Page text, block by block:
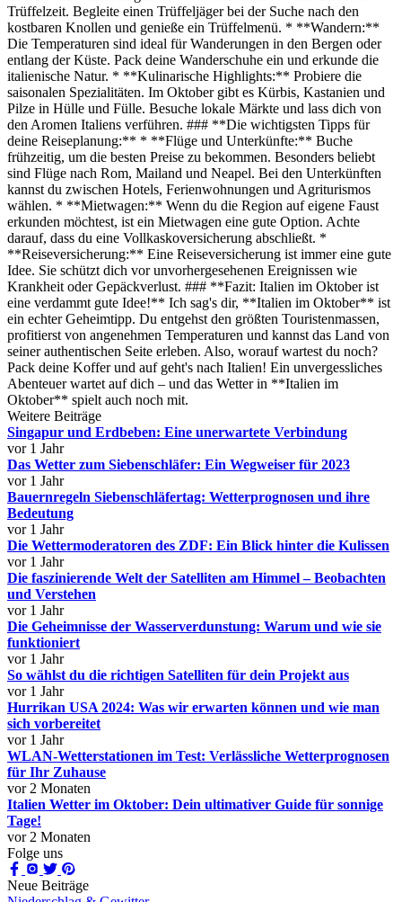
Trüffelzeit. Begleite einen Trüffeljäger bei der Suche nach den
kostbaren Knollen und genieße ein Trüffelmenü. * **Wandern:**
Die Temperaturen sind ideal für Wanderungen in den Bergen oder
entlang der Küste. Pack deine Wanderschuhe ein und erkunde die
italienische Natur. * **Kulinarische Highlights:** Probiere die
saisonalen Spezialitäten. Im Oktober gibt es Kürbis, Kastanien und
Pilze in Hülle und Fülle. Besuche lokale Märkte und lass dich von
den Aromen Italiens verführen. ### **Die wichtigsten Tipps für
deine Reiseplanung:** * **Flüge und Unterkünfte:** Buche
frühzeitig, um die besten Preise zu bekommen. Besonders beliebt
sind Flüge nach Rom, Mailand und Neapel. Bei den Unterkünften
kannst du zwischen Hotels, Ferienwohnungen und Agriturismos
wählen. * **Mietwagen:** Wenn du die Region auf eigene Faust
erkunden möchtest, ist ein Mietwagen eine gute Option. Achte
darauf, dass du eine Vollkaskoversicherung abschließt. *
**Reiseversicherung:** Eine Reiseversicherung ist immer eine gute
Idee. Sie schützt dich vor unvorhergesehenen Ereignissen wie
Krankheit oder Gepäckverlust. ### **Fazit: Italien im Oktober ist
eine verdammt gute Idee!** Ich sag's dir, **Italien im Oktober** ist
ein echter Geheimtipp. Du entgehst den größten Touristenmassen,
profitierst von angenehmen Temperaturen und kannst das Land von
seiner authentischen Seite erleben. Also, worauf wartest du noch?
Pack deine Koffer und auf geht's nach Italien! Ein unvergessliches
Abenteuer wartet auf dich – und das Wetter in **Italien im
Oktober** spielt auch noch mit.
Weitere Beiträge
Singapur und Erdbeben: Eine unerwartete Verbindung
vor 1 Jahr
Das Wetter zum Siebenschläfer: Ein Wegweiser für 2023
vor 1 Jahr
Bauernregeln Siebenschläfertag: Wetterprognosen und ihre
Bedeutung
vor 1 Jahr
Die Wettermoderatoren des ZDF: Ein Blick hinter die Kulissen
vor 1 Jahr
Die faszinierende Welt der Satelliten am Himmel – Beobachten
und Verstehen
vor 1 Jahr
Die Geheimnisse der Wasserverdunstung: Warum und wie sie
funktioniert
vor 1 Jahr
So wählst du die richtigen Satelliten für dein Projekt aus
vor 1 Jahr
Hurrikan USA 2024: Was wir erwarten können und wie man
sich vorbereitet
vor 1 Jahr
WLAN-Wetterstationen im Test: Verlässliche Wetterprognosen
für Ihr Zuhause
vor 2 Monaten
Italien Wetter im Oktober: Dein ultimativer Guide für sonnige
Tage!
vor 2 Monaten
Folge uns
Neue Beiträge